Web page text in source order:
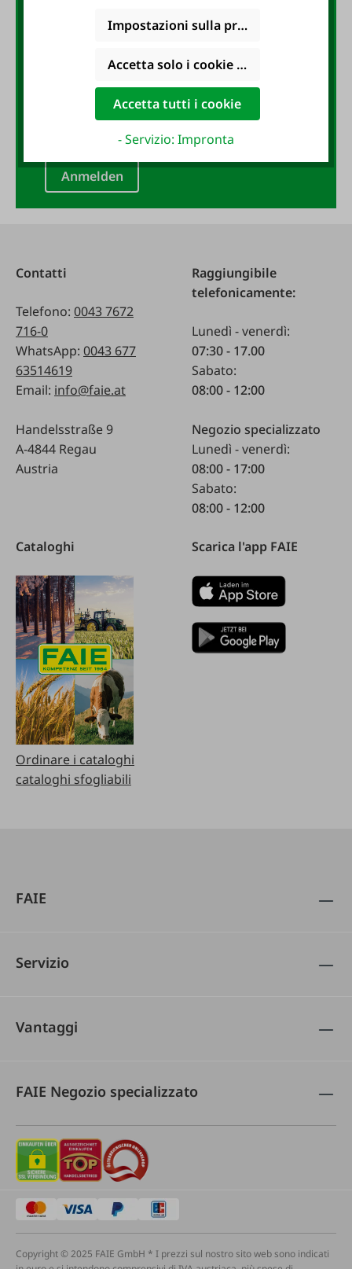
Iscriviti subito alla newsletter
FAIE e assicurati un buono da 10
Indirizzo e-mail*
Anmelden
Contatti
Telefono: 0043 7672
716-0
WhatsApp: 0043 677
63514619
Email: info@faie.at
Handelsstraße 9
A-4844 Regau
Austria
Raggiungibile
telefonicamente:
Lunedì - venerdì:
07:30 - 17.00
Sabato:
08:00 - 12:00
Negozio specializzato
Lunedì - venerdì:
08:00 - 17:00
Sabato:
08:00 - 12:00
Cataloghi
Ordinare i cataloghi
cataloghi sfogliabili
Scarica l'app FAIE
FAIE
Servizio
Vantaggi
FAIE Negozio specializzato
Copyright © 2025 FAIE GmbH * I prezzi sul nostro sito web sono indicati
Impostazioni sulla privacy
Accetta solo i cookie funzionali
Accetta tutti i cookie
- Servizio: Impronta